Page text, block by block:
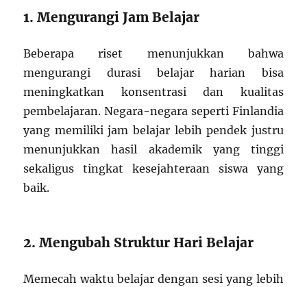
1. Mengurangi Jam Belajar
Beberapa riset menunjukkan bahwa
mengurangi durasi belajar harian bisa
meningkatkan konsentrasi dan kualitas
pembelajaran. Negara-negara seperti Finlandia
yang memiliki jam belajar lebih pendek justru
menunjukkan hasil akademik yang tinggi
sekaligus tingkat kesejahteraan siswa yang
baik.
2. Mengubah Struktur Hari Belajar
Memecah waktu belajar dengan sesi yang lebih